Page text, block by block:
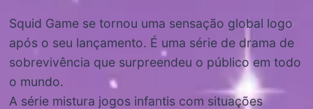
Squid Game se tornou uma sensação global logo
após o seu lançamento. É uma série de drama de
sobrevivência que surpreendeu o público em todo
o mundo.
A série mistura jogos infantis com situações